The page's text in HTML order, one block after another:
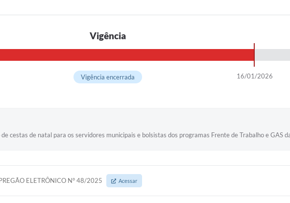
Vigência
16/01/2026
Vigência encerrada
cestas de natal para os servidores municipais e bolsistas dos programas Frente de Trabalho e GAS
ELETRÔNICO N° 48/2025 Acessar